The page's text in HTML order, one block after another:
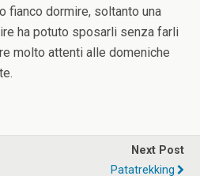
fianco dormire, soltanto una
ha potuto sposarli senza farli
molto attenti alle domeniche
Next Post
Patatrekking